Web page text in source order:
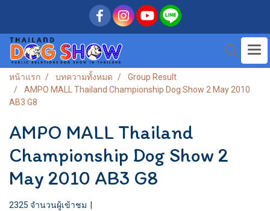
หน้าแรก บทความทั้งหมด
Group Result
AMPO MALL Thailand Championship Dog Show 2 May 2010
AB3 G8
AMPO MALL Thailand
Championship Dog Show 2
May 2010 AB3 G8
2325 จำนวนผู้เข้าชม